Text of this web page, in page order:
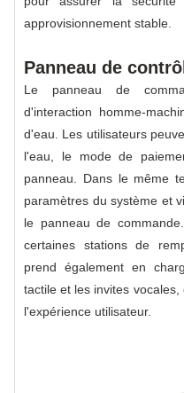
approvisionnement stable.
Panneau de
Le panneau de
d'interaction homme-
d'eau. Les utilisateurs
l'eau, le mode de
panneau. Dans le même
paramètres du système et
le panneau de
certaines stations de
prend également en
tactile et les invites
l'expérience utilisateur.